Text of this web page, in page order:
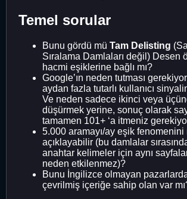
Temel sorular
Bunu gördü mü Tam Delisting
Sıralama Damlaları değil) Desen
hacmi eşiklerine bağlı mı?
Google’ın neden tutması
aydan fazla tutarlı kullanıcı
Ve neden sadece ikinci veya
düşürmek yerine, sonuç olarak
tamamen 101+ ‘a itmeniz
5.000 aramayı/ay eşik fenomenini
açıklayabilir (bu damlalar
anahtar kelimeler için aynı
neden etkilenmez)?
Bunu İngilizce olmayan
çevrilmiş içeriğe sahip olan var